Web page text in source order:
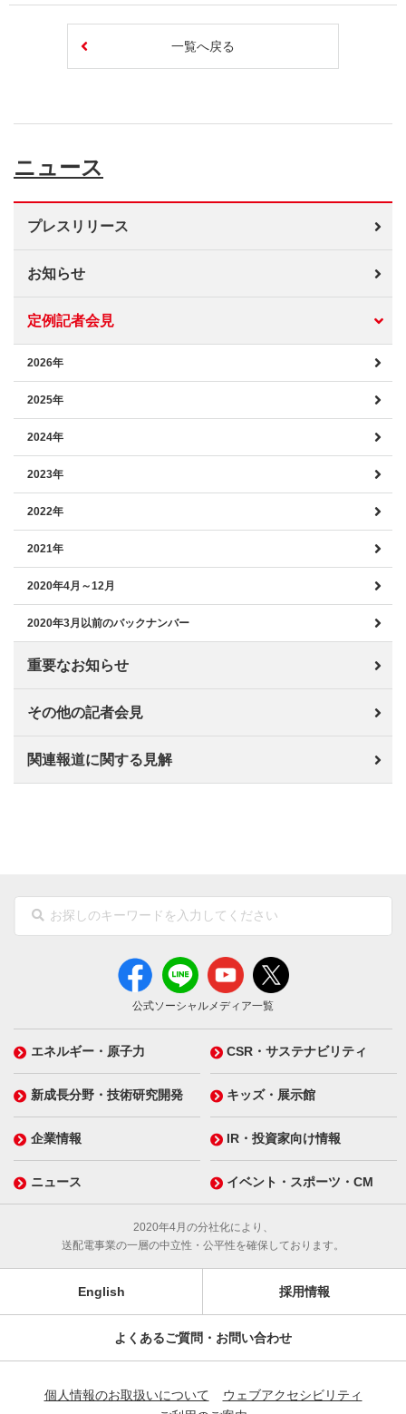
一覧へ戻る
ニュース
プレスリリース
お知らせ
定例記者会見
2026年
2025年
2024年
2023年
2022年
2021年
2020年4月～12月
2020年3月以前のバックナンバー
重要なお知らせ
その他の記者会見
関連報道に関する見解
公式ソーシャルメディア一覧
エネルギー・原子力 CSR・サステナビリティ
新成長分野・技術研究開発 キッズ・展示館
企業情報 IR・投資家向け情報
ニュース イベント・スポーツ・CM
2020年4月の分社化により、
送配電事業の一層の中立性・公平性を確保しております。
English 採用情報
よくあるご質問・お問い合わせ
個人情報のお取扱いについて
ウェブアクセシビリティ